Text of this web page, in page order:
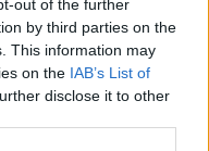
out of the further
by third parties on the
This information may
on the IAB’s List of
disclose it to other